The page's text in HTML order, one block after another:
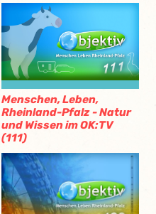
Menschen, Leben,
Rheinland-Pfalz - Natur
und Wissen im OK:TV
(111)